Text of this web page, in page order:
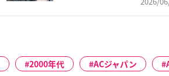
2000年代 ACジャパン